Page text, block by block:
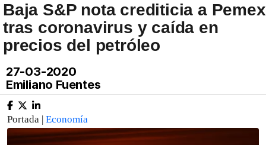
Baja S&P nota crediticia a Pemex
tras coronavirus y caída en
precios del petróleo
27-03-2020
Emiliano Fuentes
Portada | Economía